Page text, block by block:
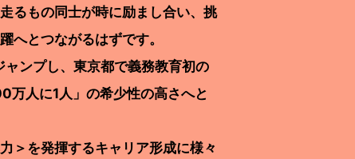
るもの同士が時に励まし合い、挑
へとつながるはずです。
ンプし、東京都で義務教育初の
万人に1人」の希少性の高さへと
＞を発揮するキャリア形成に様々